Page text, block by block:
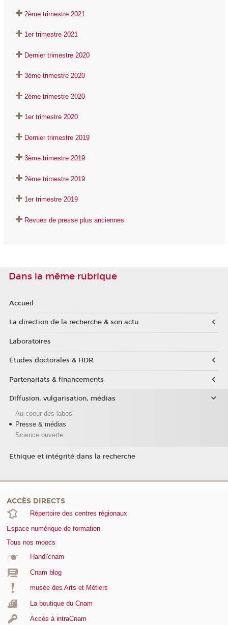
2ème trimestre 2021
1er trimestre 2021
Dernier trimestre 2020
3ème trimestre 2020
2ème trimestre 2020
1er trimestre 2020
Dernier trimestre 2019
3ème trimestre 2019
2ème trimestre 2019
1er trimestre 2019
Revues de presse plus anciennes
Dans la même rubrique
Accueil
La direction de la recherche & son actu
Laboratoires
Études doctorales & HDR
Partenariats & financements
Diffusion, vulgarisation, médias
Au coeur des labos
Presse & médias
Science ouverte
Ethique et intégrité dans la recherche
ACCÈS DIRECTS
Répertoire des centres régionaux
Espace numérique de formation
Tous nos moocs
Handi'cnam
Cnam blog
musée des Arts et Métiers
La boutique du Cnam
Accès à intraCnam